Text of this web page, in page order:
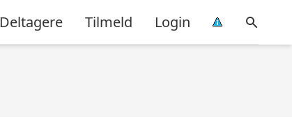
Deltagere Tilmeld Login